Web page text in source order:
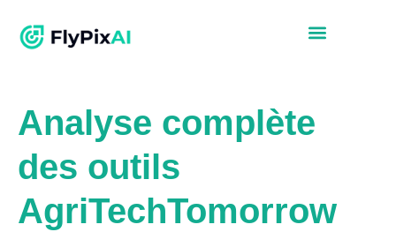
Analyse complète
des outils
AgriTechTomorrow